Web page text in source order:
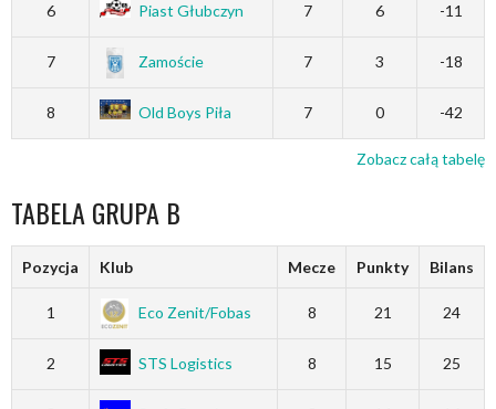
6 Piast Głubczyn 7 6 -11
7 Zamoście 7 3 -18
8 Old Boys Piła 7 0 -42
Zobacz całą tabelę
TABELA GRUPA B
Pozycja Klub Mecze Punkty Bilans
1 Eco Zenit/Fobas 8 21 24
2 STS Logistics 8 15 25